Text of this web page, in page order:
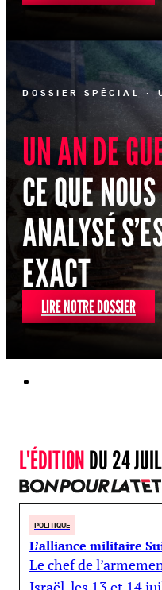
DOSSIER SPÉCIAL
UN AN DE
CE QUE
ANALYSÉ
EXACT
LIRE NOTRE DOSSIER
L'ÉDITIONDU 24
POLITIQUE
L’alliance militaire
Le chef de